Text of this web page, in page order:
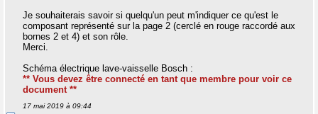
Je souhaiterais savoir si quelqu'un peut m'indiquer ce qu'est le
composant représenté sur la page 2 (cerclé en rouge raccordé aux
bornes 2 et 4) et son rôle.
Merci.
Schéma électrique lave-vaisselle Bosch :
** Vous devez être connecté en tant que membre pour voir ce
document **
17 mai 2019 à 09:44